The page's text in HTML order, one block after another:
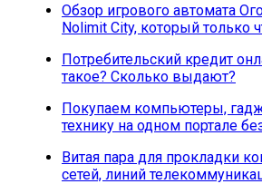
Обзор игрового автомата
Nolimit City, который только
Потребительский кредит
такое? Сколько выдают?
Покупаем компьютеры,
технику на одном портале
Витая пара для прокладки
сетей, линий